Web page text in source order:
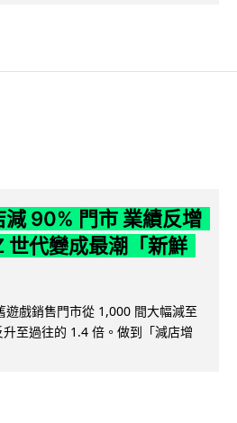
減 90% 門市 業績反增
世代變成最潮「新鮮
遊戲銷售門市從 1,000 間大幅減至
至過往的 1.4 倍。做到「減店增